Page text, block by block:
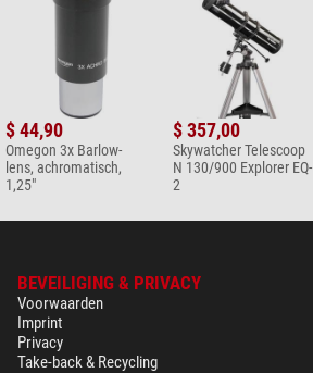
$ 44,90
Omegon 3x Barlow-
lens, achromatisch,
1,25"
$ 357,00
Skywatcher Telescoop
N 130/900 Explorer EQ-
2
BEVEILIGING & PRIVACY
Voorwaarden
Imprint
Privacy
Take-back & Recycling